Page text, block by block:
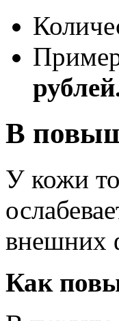
В
У кожи
внешних
Как